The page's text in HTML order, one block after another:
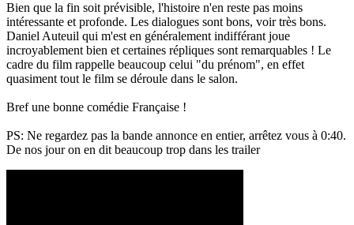
Bien que la fin soit prévisible, l'histoire n'en reste pas moins
intéressante et profonde. Les dialogues sont bons, voir très bons.
Daniel Auteuil qui m'est en généralement indifférant joue
incroyablement bien et certaines répliques sont remarquables ! Le
cadre du film rappelle beaucoup celui "du prénom", en effet
quasiment tout le film se déroule dans le salon.
Bref une bonne comédie Française !
PS: Ne regardez pas la bande annonce en entier, arrêtez vous à 0:40.
De nos jour on en dit beaucoup trop dans les trailer